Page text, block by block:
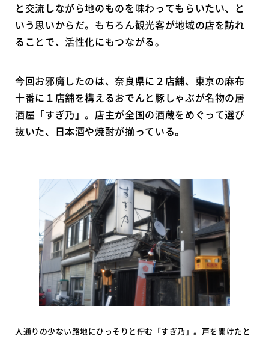
と交流しながら地のものを味わってもらいたい、と
いう思いからだ。もちろん観光客が地域の店を訪れ
ることで、活性化にもつながる。
今回お邪魔したのは、奈良県に２店舗、東京の麻布
十番に１店舗を構えるおでんと豚しゃぶが名物の居
酒屋「すぎ乃」。店主が全国の酒蔵をめぐって選び
抜いた、日本酒や焼酎が揃っている。
人通りの少ない路地にひっそりと佇む「すぎ乃」。戸を開けたと